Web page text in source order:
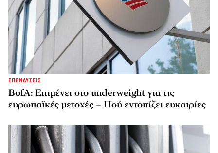
ΕΠΕΝΔΥΣΕΙΣ
BofA: Επιμένει στο underweight για τις
ευρωπαϊκές μετοχές – Πού εντοπίζει ευκαιρίες